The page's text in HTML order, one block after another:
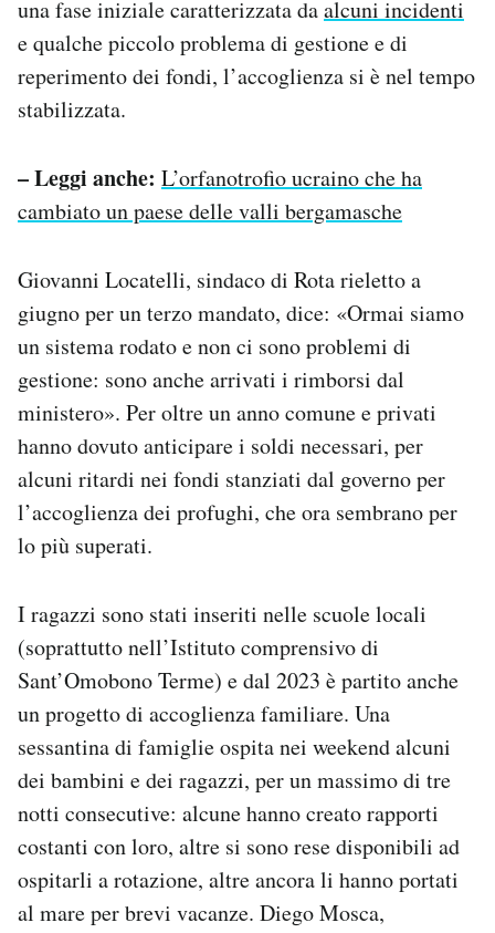
una fase iniziale caratterizzata daalcuni incidenti
e qualche piccolo problema di gestione e di
reperimento dei fondi, l’accoglienza si è nel tempo
stabilizzata.
– Leggi anche: L’orfanotrofio ucraino che ha
cambiato un paese delle valli bergamasche
Giovanni Locatelli, sindaco di Rota rieletto a
giugno per un terzo mandato, dice: «Ormai siamo
un sistema rodato e non ci sono problemi di
gestione: sono anche arrivati i rimborsi dal
ministero». Per oltre un anno comune e privati
hanno dovuto anticipare i soldi necessari, per
alcuni ritardi nei fondi stanziati dal governo per
l’accoglienza dei profughi, che ora sembrano per
lo più superati.
I ragazzi sono stati inseriti nelle scuole locali
(soprattutto nell’Istituto comprensivo di
Sant’Omobono Terme) e dal 2023 è partito anche
un progetto di accoglienza familiare. Una
sessantina di famiglie ospita nei weekend alcuni
dei bambini e dei ragazzi, per un massimo di tre
notti consecutive: alcune hanno creato rapporti
costanti con loro, altre si sono rese disponibili ad
ospitarli a rotazione, altre ancora li hanno portati
al mare per brevi vacanze. Diego Mosca,